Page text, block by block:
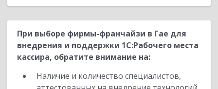
При выборе фирмы-франчайзи в Гае для
внедрения и поддержки 1С:Рабочего места
кассира, обратите внимание на:
Наличие и количество специалистов,